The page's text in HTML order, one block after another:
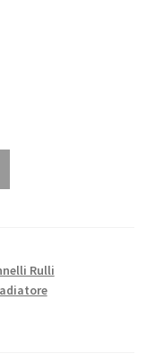
Rulli